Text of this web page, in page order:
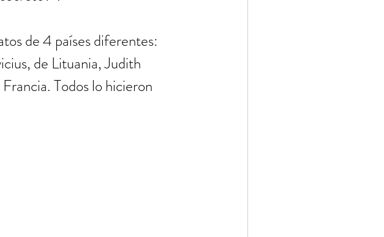
de 4 países diferentes:
de Lituania, Judith
Todos lo hicieron